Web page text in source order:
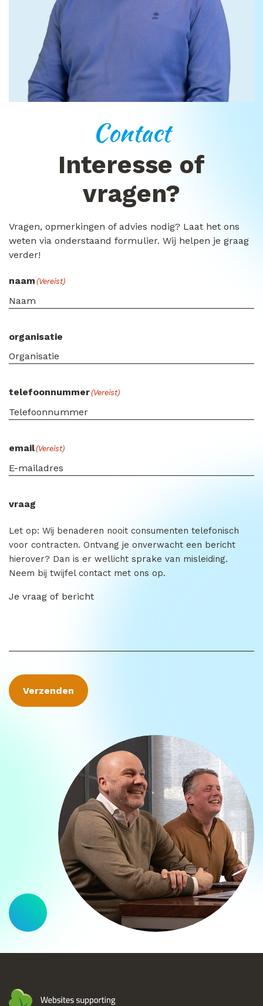
Contact
Interesse of
vragen?
Vragen, opmerkingen of advies nodig? Laat het ons
weten via onderstaand formulier. Wij helpen je graag
verder!
naam (Vereist)
organisatie
telefoonnummer(Vereist)
email(Vereist)
vraag
Let op: Wij benaderen nooit consumenten telefonisch
voor contracten. Ontvang je onverwacht een bericht
hierover? Dan is er wellicht sprake van misleiding.
Neem bij twijfel contact met ons op.